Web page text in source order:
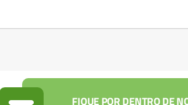
FIQUE POR DENTRO DE